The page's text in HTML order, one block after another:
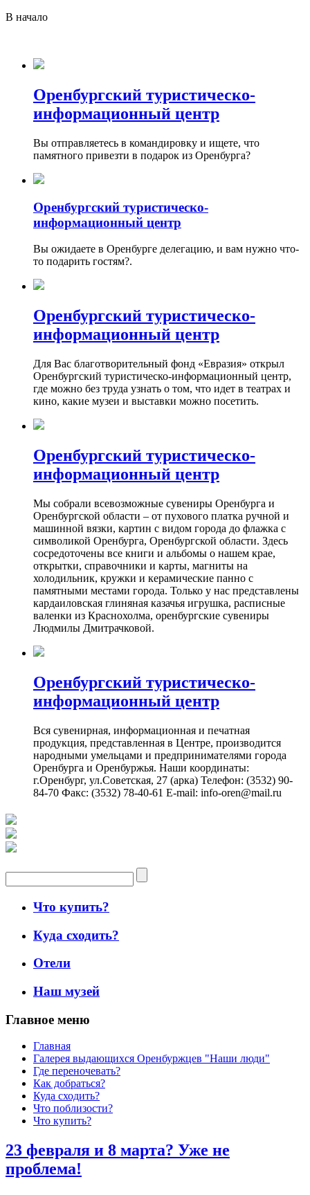
В начало
Оренбургский туристическо-
информационный центр
Вы отправляетесь в командировку и ищете, что
памятного привезти в подарок из Оренбурга?
Оренбургский туристическо-
информационный центр
Вы ожидаете в Оренбурге делегацию, и вам нужно что-
то подарить гостям?.
Оренбургский туристическо-
информационный центр
Для Вас благотворительный фонд «Евразия» открыл
Оренбургский туристическо-информационный центр,
где можно без труда узнать о том, что идет в театрах и
кино, какие музеи и выставки можно посетить.
Оренбургский туристическо-
информационный центр
Мы собрали всевозможные сувениры Оренбурга и
Оренбургской области – от пухового платка ручной и
машинной вязки, картин с видом города до флажка с
символикой Оренбурга, Оренбургской области. Здесь
сосредоточены все книги и альбомы о нашем крае,
открытки, справочники и карты, магниты на
холодильник, кружки и керамические панно с
памятными местами города. Только у нас представлены
кардаиловская глиняная казачья игрушка, расписные
валенки из Краснохолма, оренбургские сувениры
Людмилы Дмитрачковой.
Оренбургский туристическо-
информационный центр
Вся сувенирная, информационная и печатная
продукция, представленная в Центре, производится
народными умельцами и предпринимателями города
Оренбурга и Оренбуржья. Наши координаты:
г.Оренбург, ул.Советская, 27 (арка) Телефон: (3532) 90-
84-70 Факс: (3532) 78-40-61 E-mail: info-oren@mail.ru
Что купить?
Куда сходить?
Отели
Наш музей
Главное меню
Главная
Галерея выдающихся Оренбуржцев "Наши люди"
Где переночевать?
Как добраться?
Куда сходить?
Что поблизости?
Что купить?
23 февраля и 8 марта? Уже не
проблема!